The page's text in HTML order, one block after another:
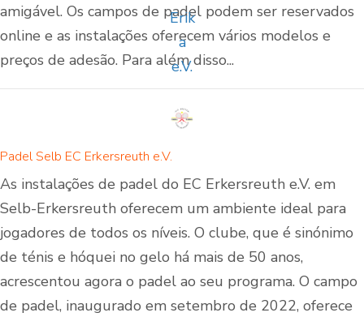
amigável. Os campos de padel podem ser reservados
online e as instalações oferecem vários modelos e
preços de adesão. Para além disso...
Padel Selb EC Erkersreuth e.V.
As instalações de padel do EC Erkersreuth e.V. em
Selb-Erkersreuth oferecem um ambiente ideal para
jogadores de todos os níveis. O clube, que é sinónimo
de ténis e hóquei no gelo há mais de 50 anos,
acrescentou agora o padel ao seu programa. O campo
de padel, inaugurado em setembro de 2022, oferece